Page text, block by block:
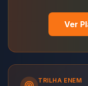
Ver
TRILHA ENEM